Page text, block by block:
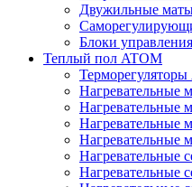
Двужильные
Блоки
Теплый пол ATOM
Нагревательные
Нагревательные
Нагревательные
Нагревательные